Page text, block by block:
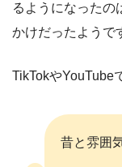
るようになったの
かけだったようで
TikTokやYouTube
昔と雰囲